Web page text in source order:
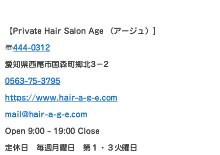
【Private Hair Salon Age （アージュ）】
〠444-0312
愛知県西尾市国森町郷北3－2
0563-75-3795
https://www.hair-a-g-e.com
mail@hair-a-g-e.com
Open 9:00 – 19:00 Close
定休日 毎週月曜日 第１・３火曜日